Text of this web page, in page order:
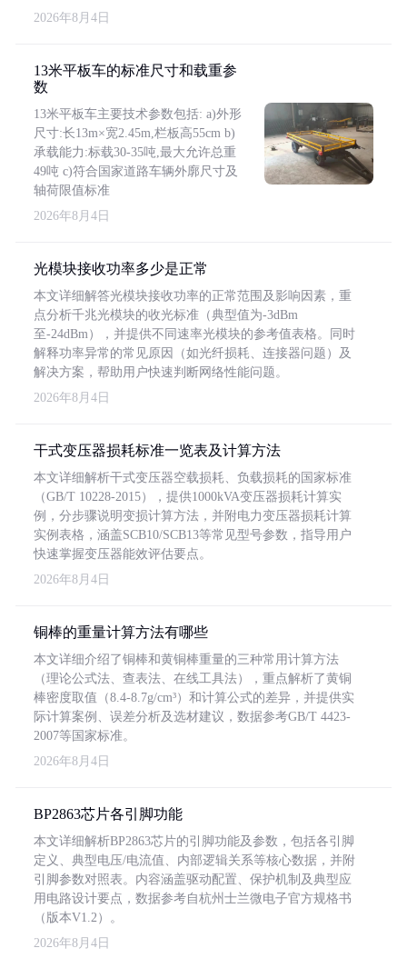
2026年8月4日
13米平板车的标准尺寸和载重参
数
13米平板车主要技术参数包括: a)外形
尺寸:长13m×宽2.45m,栏板高55cm b)
承载能力:标载30-35吨,最大允许总重
49吨 c)符合国家道路车辆外廓尺寸及
轴荷限值标准
2026年8月4日
光模块接收功率多少是正常
本文详细解答光模块接收功率的正常范围及影响因素，重
点分析千兆光模块的收光标准（典型值为-3dBm
至-24dBm），并提供不同速率光模块的参考值表格。同时
解释功率异常的常见原因（如光纤损耗、连接器问题）及
解决方案，帮助用户快速判断网络性能问题。
2026年8月4日
干式变压器损耗标准一览表及计算方法
本文详细解析干式变压器空载损耗、负载损耗的国家标准
（GB/T 10228-2015），提供1000kVA变压器损耗计算实
例，分步骤说明变损计算方法，并附电力变压器损耗计算
实例表格，涵盖SCB10/SCB13等常见型号参数，指导用户
快速掌握变压器能效评估要点。
2026年8月4日
铜棒的重量计算方法有哪些
本文详细介绍了铜棒和黄铜棒重量的三种常用计算方法
（理论公式法、查表法、在线工具法），重点解析了黄铜
棒密度取值（8.4-8.7g/cm³）和计算公式的差异，并提供实
际计算案例、误差分析及选材建议，数据参考GB/T 4423-
2007等国家标准。
2026年8月4日
BP2863芯片各引脚功能
本文详细解析BP2863芯片的引脚功能及参数，包括各引脚
定义、典型电压/电流值、内部逻辑关系等核心数据，并附
引脚参数对照表。内容涵盖驱动配置、保护机制及典型应
用电路设计要点，数据参考自杭州士兰微电子官方规格书
（版本V1.2）。
2026年8月4日